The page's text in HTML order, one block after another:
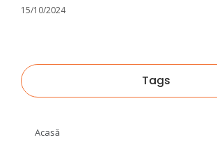
15/10/2024
Tags
Acasă